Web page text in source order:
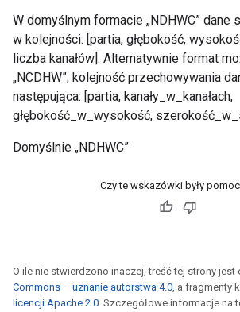
W domyślnym formacie „NDHWC” dane
w kolejności: [partia, głębokość,
liczba kanałów]. Alternatywnie format
„NCDHW”, kolejność przechowywania
następująca: [partia, kanały_w_kanałach,
głębokość_w_wysokość,
Domyślnie „NDHWC”
Czy te wskazówki były
O ile nie stwierdzono inaczej, treść tej strony jest
Commons – uznanie autorstwa 4.0, a fragmenty
licencji Apache 2.0. Szczegółowe informacje na